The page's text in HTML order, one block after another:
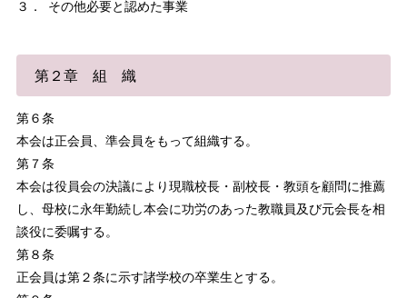
３．
その他必要と認めた事業
第２章 組 織
第６条
本会は正会員、準会員をもって組織する。
第７条
本会は役員会の決議により現職校長・副校長・教頭を顧問に推薦
し、母校に永年勤続し本会に功労のあった教職員及び元会長を相
談役に委嘱する。
第８条
正会員は第２条に示す諸学校の卒業生とする。